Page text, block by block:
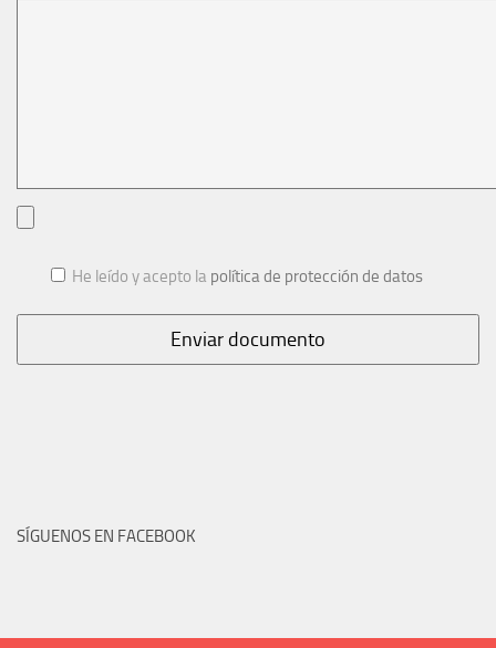
He leído y acepto la política de protección de datos
SÍGUENOS EN FACEBOOK